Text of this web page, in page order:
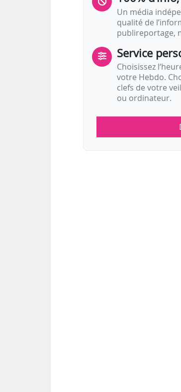
Un média
qualité de
publireportage,
Service
Choisissez
votre Hebdo.
clefs de votre
ou ordinateur.